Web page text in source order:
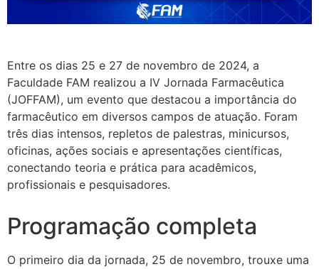
Entre os dias 25 e 27 de novembro de 2024, a
Faculdade FAM realizou a IV Jornada Farmacêutica
(JOFFAM), um evento que destacou a importância do
farmacêutico em diversos campos de atuação. Foram
três dias intensos, repletos de palestras, minicursos,
oficinas, ações sociais e apresentações científicas,
conectando teoria e prática para acadêmicos,
profissionais e pesquisadores.
Programação completa
O primeiro dia da jornada, 25 de novembro, trouxe uma